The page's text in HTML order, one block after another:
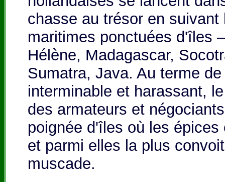
chasse au trésor en suivant
maritimes ponctuées d'îles
Hélène, Madagascar,
Sumatra, Java. Au terme
interminable et harassant,
des armateurs et
poignée d'îles où les
et parmi elles la plus
muscade.